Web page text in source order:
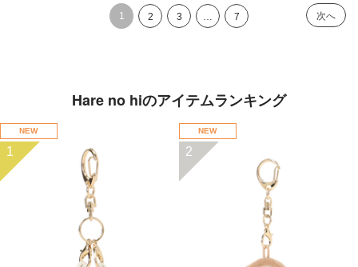
1 2 3 … 7 次へ
Hare no hiのアイテムランキング
NEW
1
NEW
2